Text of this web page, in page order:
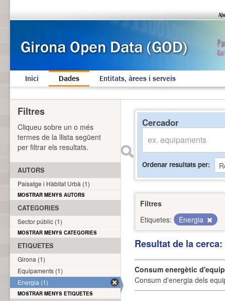
Inici Dades Entitats, àrees i serveis
Cercador
Ordenar resultats per
Filtres
Etiquetes:
Energia
Resultat de la
Consum energètic
Consum d'energia dels
Filtres
Cliqueu sobre un o més
termes de la llista següent
per filtrar els resultats.
AUTORS
Paisatge i Hàbitat Urbà (1)
MOSTRAR MENYS AUTORS
CATEGORIES
Sector públic (1)
MOSTRAR MENYS CATEGORIES
ETIQUETES
Girona (1)
Equipaments (1)
Energia (1)
MOSTRAR MENYS ETIQUETES